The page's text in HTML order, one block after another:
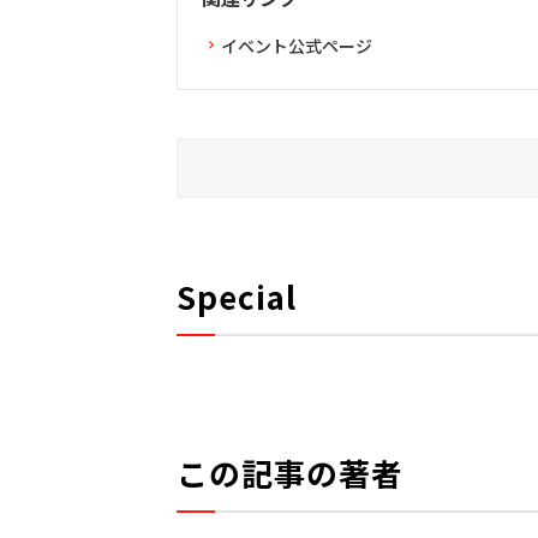
イベント公式ページ
Special
この記事の著者